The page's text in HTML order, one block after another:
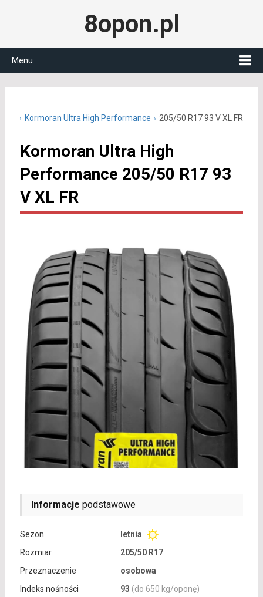
8opon.pl
Menu
Kormoran Ultra High Performance 205/50 R17 93 V XL FR
Kormoran Ultra High
Performance 205/50 R17 93
V XL FR
Informacje podstawowe
Sezon
letnia
Rozmiar
205/50 R17
Przeznaczenie
osobowa
Indeks nośności
93 (do 650 kg/oponę)